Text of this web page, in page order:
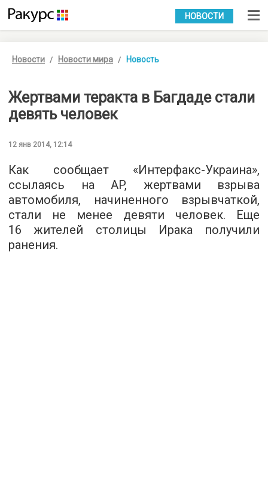
УКР РУС
НОВОСТИ
Новости Новости мира Новость
Жертвами теракта в Багдаде стали
девять человек
12 янв 2014, 12:14
Как сообщает «Интерфакс-Украина»,
ссылаясь на AP, жертвами взрыва
автомобиля, начиненного взрывчаткой,
стали не менее девяти человек. Еще
16 жителей столицы Ирака получили
ранения.